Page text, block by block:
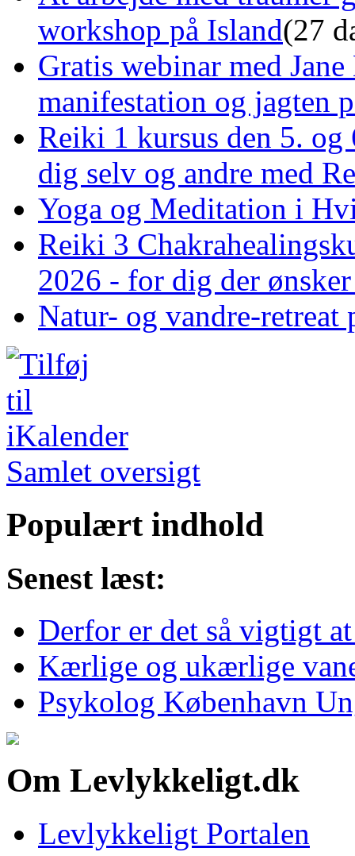
workshop på Island(27
Gratis webinar med
manifestation og jagten
Reiki 1 kursus den 5.
dig selv og andre med
Yoga og Meditation i
Reiki 3
2026 - for dig der
Natur- og vandre-retreat
Samlet oversigt
Populært indhold
Senest læst:
Derfor er det så vigtigt
Kærlige og ukærlige
Psykolog København
Om Levlykkeligt.dk
Levlykkeligt Portalen